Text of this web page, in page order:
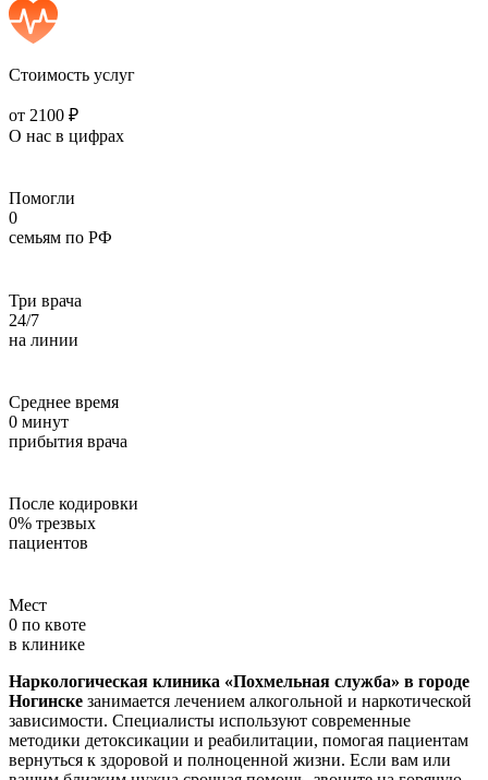
Стоимость услуг
от 2100 ₽
О нас в цифрах
Помогли
0
семьям по РФ
Три врача
24/7
на линии
Среднее время
0 минут
прибытия врача
После кодировки
0% трезвых
пациентов
Мест
0 по квоте
в клинике
Наркологическая клиника «Похмельная служба» в городе
Ногинске занимается лечением алкогольной и наркотической
зависимости. Специалисты используют современные
методики детоксикации и реабилитации, помогая пациентам
вернуться к здоровой и полноценной жизни. Если вам или